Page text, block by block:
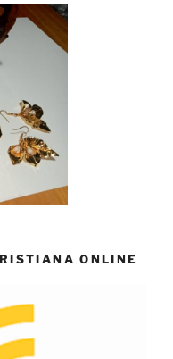
ONLINE